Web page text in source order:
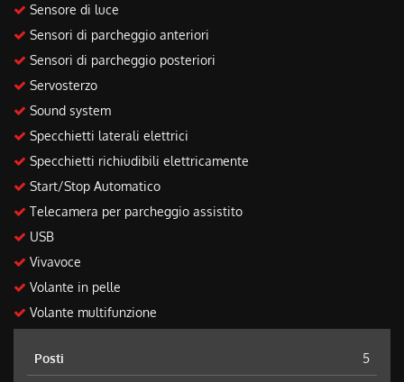
Sensore di luce
Sensori di parcheggio anteriori
Sensori di parcheggio posteriori
Servosterzo
Sound system
Specchietti laterali elettrici
Specchietti richiudibili elettricamente
Start/Stop Automatico
Telecamera per parcheggio assistito
USB
Vivavoce
Volante in pelle
Volante multifunzione
Posti 5